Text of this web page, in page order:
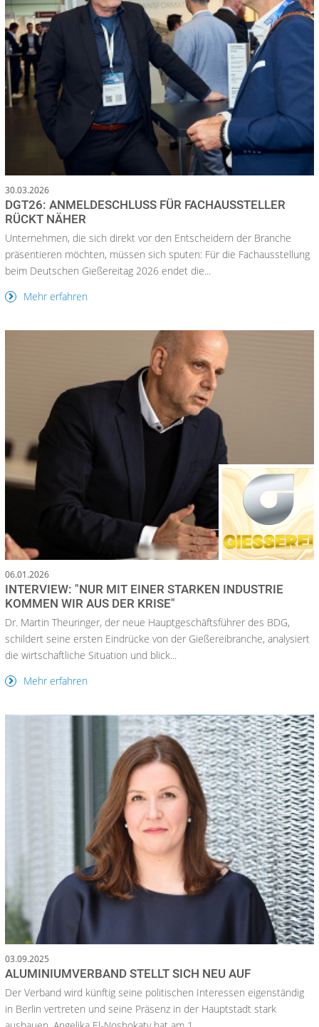
30.03.2026
DGT26: ANMELDESCHLUSS FÜR FACHAUSSTELLER
RÜCKT NÄHER
Unternehmen, die sich direkt vor den Entscheidern der Branche
präsentieren möchten, müssen sich sputen: Für die Fachausstellung
beim Deutschen Gießereitag 2026 endet die...
Mehr erfahren
06.01.2026
INTERVIEW: "NUR MIT EINER STARKEN INDUSTRIE
KOMMEN WIR AUS DER KRISE"
Dr. Martin Theuringer, der neue Hauptgeschäftsführer des BDG,
schildert seine ersten Eindrücke von der Gießereibranche, analysiert
die wirtschaftliche Situation und blick...
Mehr erfahren
03.09.2025
ALUMINIUMVERBAND STELLT SICH NEU AUF
Der Verband wird künftig seine politischen Interessen eigenständig
in Berlin vertreten und seine Präsenz in der Hauptstadt stark